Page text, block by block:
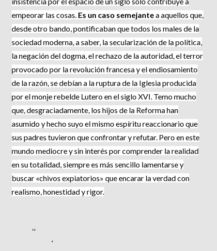
empeorar las cosas. Es un caso semejantea aquellos que,
desde otro bando, pontificaban que todos los males de la
sociedad moderna, a saber, la secularización de la política,
la negación del dogma, el rechazo de la autoridad, el terror
provocado por la revolución francesa y el endiosamiento
de la razón, se debían a la ruptura de la Iglesia producida
por el monje rebelde Lutero en el siglo XVI. Temo mucho
que, desgraciadamente, los hijos de la Reforma han
asumido y hecho suyo el mismo espíritu reaccionario que
sus padres tuvieron que confrontar y refutar. Pero en este
mundo mediocre y sin interés por comprender la realidad
en su totalidad, siempre es más sencillo lamentarse y
buscar «chivos expiatorios» que encarar la verdad con
realismo, honestidad y rigor.